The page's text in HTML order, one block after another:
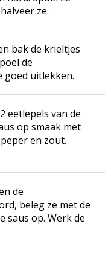
ze.
bak de krieltjes
de
goed uitlekken.
eetlepels van de
op smaak met
en zout.
de
beleg ze met de
saus op. Werk de